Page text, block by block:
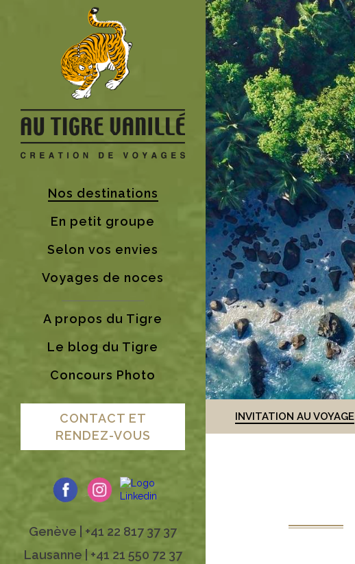
Nos destinations
En petit groupe
Selon vos envies
Voyages de noces
A propos du Tigre
Le blog du Tigre
Concours Photo
CONTACT ET
RENDEZ-VOUS
Genève | +41 22 817 37 37
Lausanne | +41 21 550 72 37
INVITATION AU VOYAGE